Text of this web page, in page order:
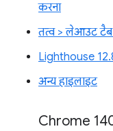
करना
तत्व > लेआउट टैब
Lighthouse
अन्य हाइलाइट
Chrome